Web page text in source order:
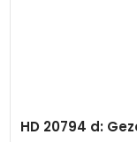
HD 20794 d: